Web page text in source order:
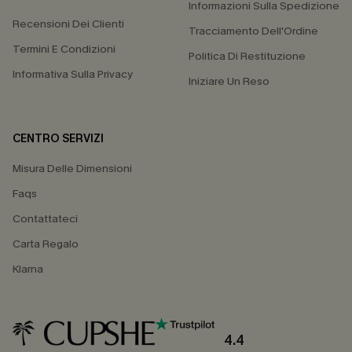
Recensioni Dei Clienti
Termini E Condizioni
Informativa Sulla Privacy
Informazioni Sulla Spedizione
Tracciamento Dell'Ordine
Politica Di Restituzione
Iniziare Un Reso
CENTRO SERVIZI
Misura Delle Dimensioni
Faqs
Contattateci
Carta Regalo
Klarna
4.4